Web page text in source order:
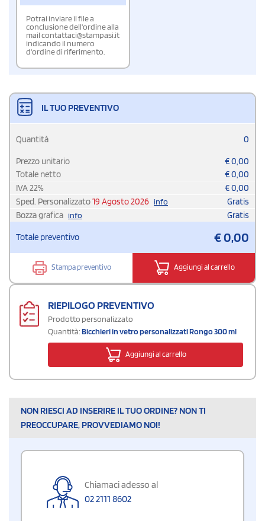
Potrai inviare il file a
conclusione dell'ordine alla
mail contattaci@stampasi.it
indicando il numero
d'ordine di riferimento.
IL TUO PREVENTIVO
Quantità 0
Prezzo unitario €0,00
Totale netto
€0,00
IVA22% €0,00
Sped. Personalizzato19 Agosto 2026 info
Gratis
Bozza grafica info Gratis
Totale preventivo €0,00
Stampa preventivo Aggiungi al carrello
RIEPILOGO PREVENTIVO
Prodotto personalizzato
Quantità:Bicchieri in vetro personalizzati Rongo 300 ml
Aggiungi al carrello
NON RIESCI AD INSERIRE IL TUO ORDINE? NON TI
PREOCCUPARE, PROVVEDIAMO NOI!
Chiamaci adesso al
02 2111 8602